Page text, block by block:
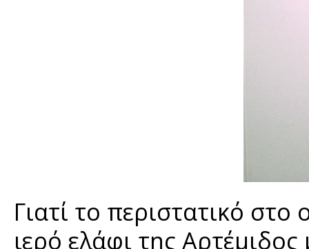
Γιατί το περιστατικό
ιερό ελάφι της